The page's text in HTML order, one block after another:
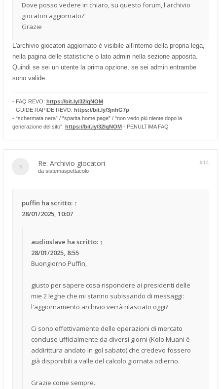
Dove posso vedere in chiaro, su questo forum, l'archivio
giocatori aggiornato?
Grazie
L'archivio giocatori aggiornato è visibile all'interno della propria lega,
nella pagina delle statistiche o lato admin nella sezione apposita.
Quindi se sei un utente la prima opzione, se sei admin entrambe
sono valide.
- FAQ REVO: https://bit.ly/32lqNOM
- GUIDE RAPIDE REVO: https://bit.ly/3jnhG7p
- “schermata nera” / “sparita home page” / “non vedo più niente dopo la
generazione del sito”: https://bit.ly/32lqNOM - PENULTIMA FAQ
Re: Archivio giocatori #14
da sistemaspettacolo
puffin ha scritto: ↑
28/01/2025, 10:07
audioslave ha scritto: ↑
28/01/2025, 8:55
Buongiorno Puffin,
giusto per sapere cosa rispondere ai presidenti delle
mie 2 leghe che mi stanno subissando di messaggi:
l'aggiornamento archivio verrà rilasciato oggi?
Ci sono effettivamente delle operazioni di mercato
concluse ufficialmente da diversi giorni (Kolo Muani è
addirittura andato in gol sabato) che credevo fossero
già disponibili a valle del calcolo giornata odierno.
Grazie come sempre.